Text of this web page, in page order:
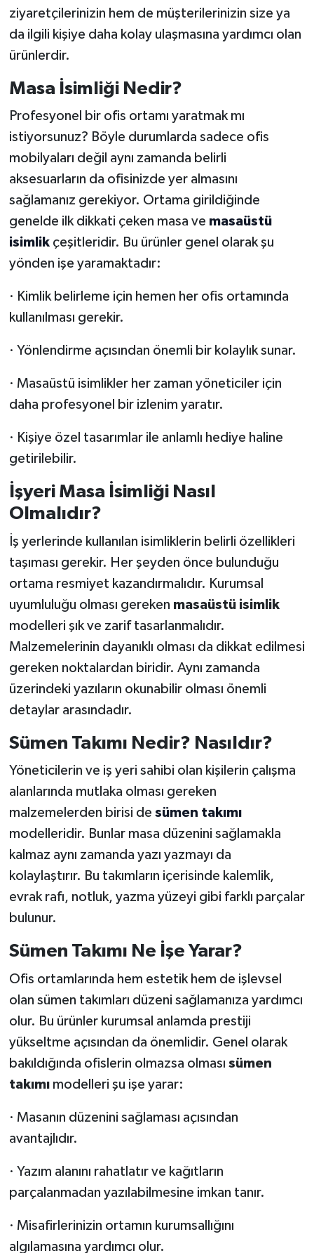
ziyaretçilerinizin hem de müşterilerinizin size ya
da ilgili kişiye daha kolay ulaşmasına yardımcı olan
ürünlerdir.
Masa İsimliği Nedir?
Profesyonel bir ofis ortamı yaratmak mı
istiyorsunuz? Böyle durumlarda sadece ofis
mobilyaları değil aynı zamanda belirli
aksesuarların da ofisinizde yer almasını
sağlamanız gerekiyor. Ortama girildiğinde
genelde ilk dikkati çeken masa ve masaüstü
isimlikçeşitleridir. Bu ürünler genel olarak şu
yönden işe yaramaktadır:
· Kimlik belirleme için hemen her ofis ortamında
kullanılması gerekir.
· Yönlendirme açısından önemli bir kolaylık sunar.
· Masaüstü isimlikler her zaman yöneticiler için
daha profesyonel bir izlenim yaratır.
· Kişiye özel tasarımlar ile anlamlı hediye haline
getirilebilir.
İşyeri Masa İsimliği Nasıl
Olmalıdır?
İş yerlerinde kullanılan isimliklerin belirli özellikleri
taşıması gerekir. Her şeyden önce bulunduğu
ortama resmiyet kazandırmalıdır. Kurumsal
uyumluluğu olması gereken masaüstü isimlik
modelleri şık ve zarif tasarlanmalıdır.
Malzemelerinin dayanıklı olması da dikkat edilmesi
gereken noktalardan biridir. Aynı zamanda
üzerindeki yazıların okunabilir olması önemli
detaylar arasındadır.
Sümen Takımı Nedir? Nasıldır?
Yöneticilerin ve iş yeri sahibi olan kişilerin çalışma
alanlarında mutlaka olması gereken
malzemelerden birisi de sümen takımı
modelleridir. Bunlar masa düzenini sağlamakla
kalmaz aynı zamanda yazı yazmayı da
kolaylaştırır. Bu takımların içerisinde kalemlik,
evrak rafı, notluk, yazma yüzeyi gibi farklı parçalar
bulunur.
Sümen Takımı Ne İşe Yarar?
Ofis ortamlarında hem estetik hem de işlevsel
olan sümen takımları düzeni sağlamanıza yardımcı
olur. Bu ürünler kurumsal anlamda prestiji
yükseltme açısından da önemlidir. Genel olarak
bakıldığında ofislerin olmazsa olması sümen
takımımodelleri şu işe yarar:
· Masanın düzenini sağlaması açısından
avantajlıdır.
· Yazım alanını rahatlatır ve kağıtların
parçalanmadan yazılabilmesine imkan tanır.
· Misafirlerinizin ortamın kurumsallığını
algılamasına yardımcı olur.